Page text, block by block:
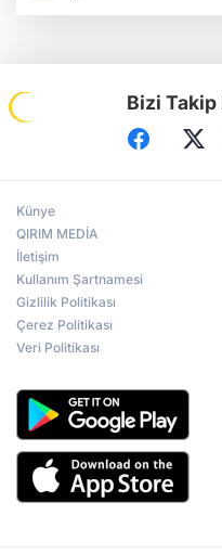
Bizi Takip
Künye
QIRIM MEDİA
İletişim
Kullanım Şartnamesi
Gizlilik Politikası
Çerez Politikası
Veri Politikası